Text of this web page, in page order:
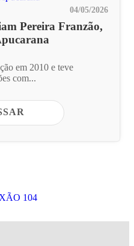
04/05/2026
Pereira Franzão,
em 2010 e teve
com...